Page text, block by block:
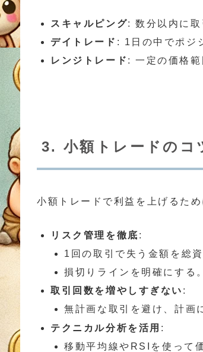
スキャルピング: 数分以内に取
デイトレード : 1日の中でポジ
レンジトレード : 一定の価格範
3. 小額トレードのコ
小額トレードで利益を上げるた
リスク管理を徹底 :
1回の取引で失う金額を総
損切りラインを明確にする。
取引回数を増やしすぎない :
無計画な取引を避け、計画
テクニカル分析を活用 :
移動平均線やRSIを使って